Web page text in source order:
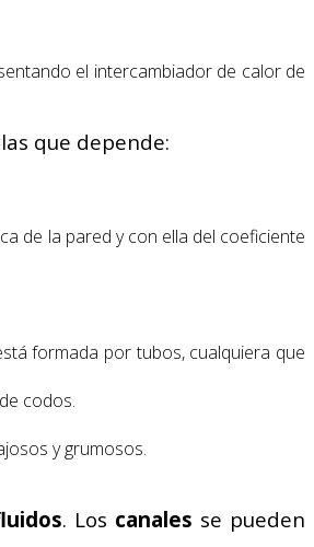
el intercambiador de calor de
que depende:
de la pared y con ella del coeficiente
formada por tubos, cualquiera que
codos.
y grumosos.
. Los canales se pueden